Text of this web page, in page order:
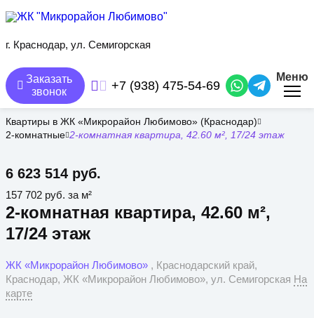
содержанию
г. Краснодар, ул. Семигорская
Заказать
звонок
+7 (938) 475-54-69
Меню
Квартиры в ЖК «Микрорайон Любимово» (Краснодар)
2-комнатные 2-комнатная квартира, 42.60 м², 17/24 этаж
2-комнатная квартира, 42.60 м²,
17/24 этаж
6 623 514 руб.
ЖК «Микрорайон Любимово» , Краснодарский край,
Краснодар, ЖК «Микрорайон Любимово», ул. Семигорская На
карте
157 702 руб. за м²